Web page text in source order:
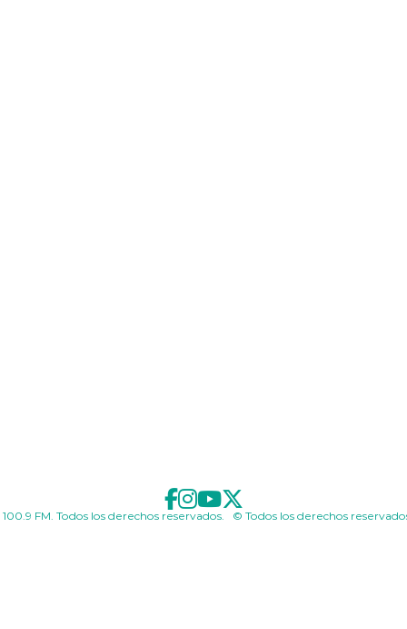
FM. Todos los derechos reservados. © Todos los derechos